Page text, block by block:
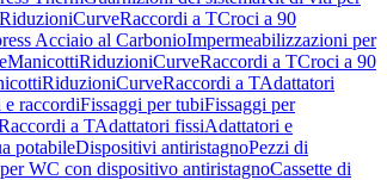
RiduzioniCurveRaccordi a TCroci a 90
Acciaio al CarbonioImpermeabilizzazioni per
ManicottiRiduzioniCurveRaccordi a TCroci a 90
RiduzioniCurveRaccordi a TAdattatori
raccordiFissaggi per tubiFissaggi per
a TAdattatori fissiAdattatori e
potabileDispositivi antiristagnoPezzi di
WC con dispositivo antiristagnoCassette di